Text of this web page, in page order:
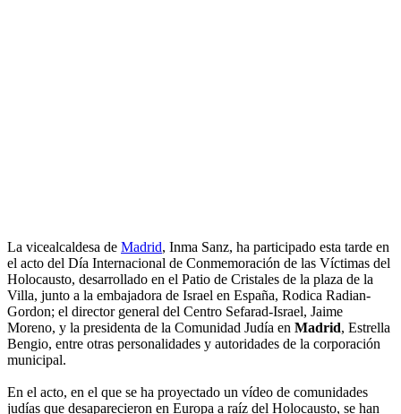
La vicealcaldesa de Madrid, Inma Sanz, ha participado esta tarde en
el acto del Día Internacional de Conmemoración de las Víctimas del
Holocausto, desarrollado en el Patio de Cristales de la plaza de la
Villa, junto a la embajadora de Israel en España, Rodica Radian-
Gordon; el director general del Centro Sefarad-Israel, Jaime
Moreno, y la presidenta de la Comunidad Judía en Madrid, Estrella
Bengio, entre otras personalidades y autoridades de la corporación
municipal.
En el acto, en el que se ha proyectado un vídeo de comunidades
judías que desaparecieron en Europa a raíz del Holocausto, se han